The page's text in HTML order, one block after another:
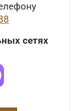
сетях